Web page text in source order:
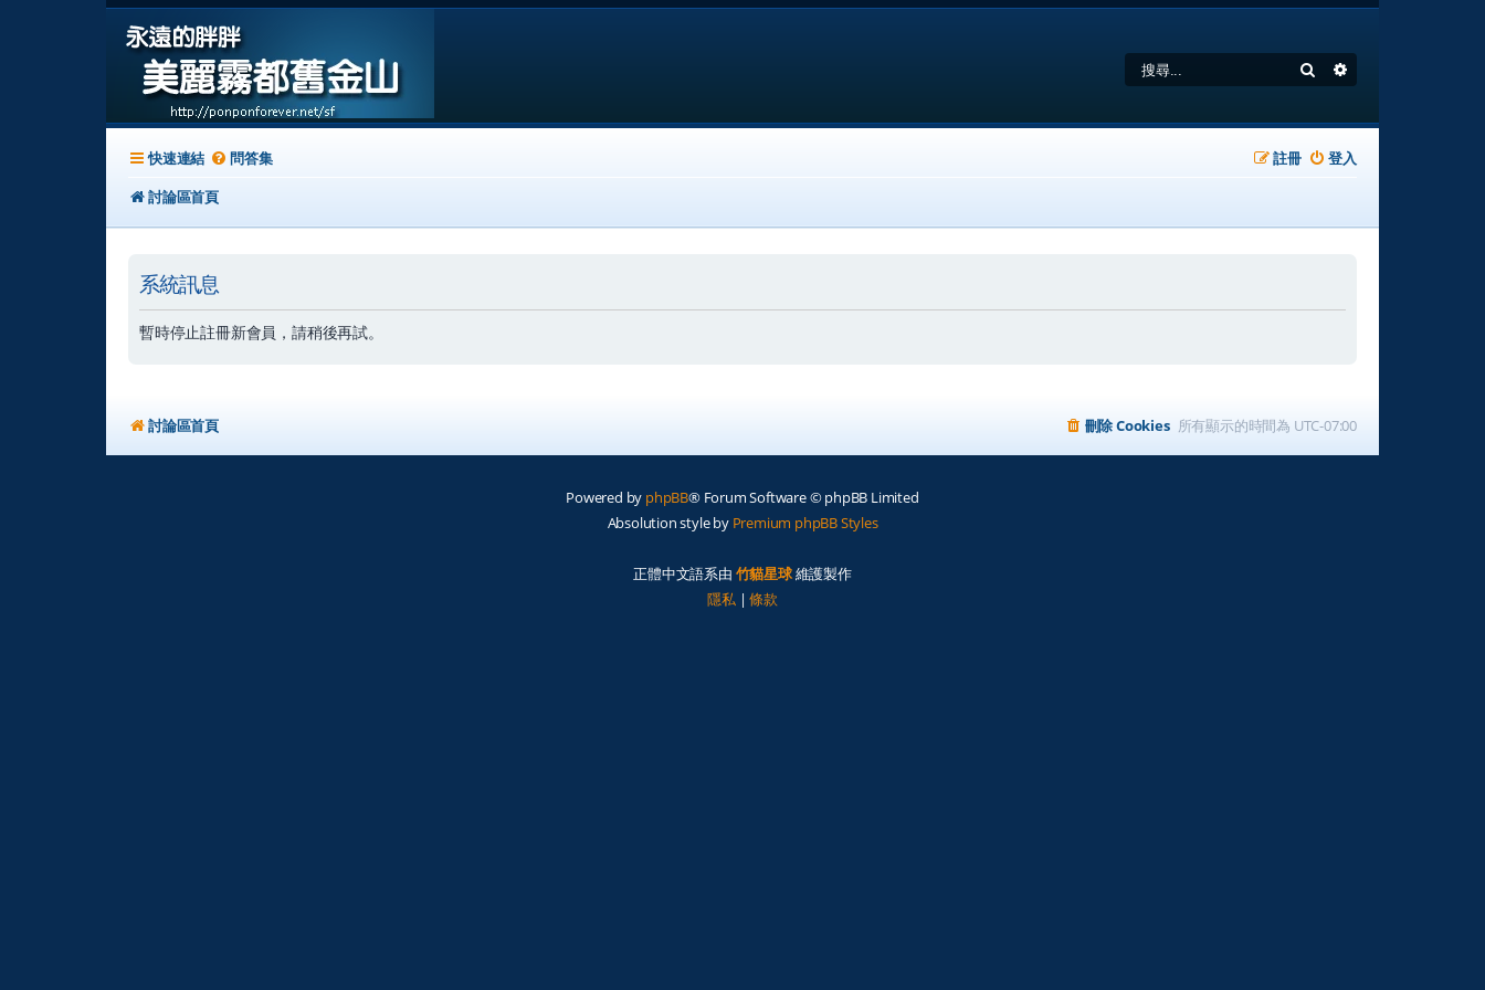
搜尋
快速連結 問答集 登入
註冊
討論區首頁
系統訊息
暫時停止註冊新會員，請稍後再試。
討論區首頁 所有顯示的時間為 UTC-07:00
刪除 Cookies
Powered by phpBB® Forum Software © phpBB Limited
Absolution style by Premium phpBB Styles
正體中文語系由 竹貓星球維護製作
隱私|條款